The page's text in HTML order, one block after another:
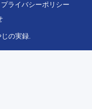
プライバシーポリシー
の実録.